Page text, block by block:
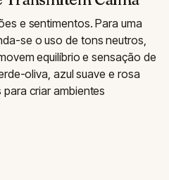
e sentimentos. Para uma
se o uso de tons neutros,
equilíbrio e sensação de
oliva, azul suave e rosa
criar ambientes